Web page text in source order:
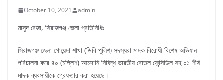
October 10, 2021 admin
মাসুদ রেজা, সিরাজগঞ্জ জেলা প্রতিনিধিঃ
সিরাজগঞ্জ জেলা গোয়েন্দা শাখা (ডিবি পুলিশ) সদস্যরা মাদক বিরোধী বিশেষ অভিযান
পরিচালনা করে ৪০ (চল্লিশ) আমদানি নিষিদ্ধ ভারতীয় বোতল ফেন্সিডিল সহ ০১ শীর্ষ
মাদক ব্যবসায়ীকে গ্রেফতার করা হয়েছে।